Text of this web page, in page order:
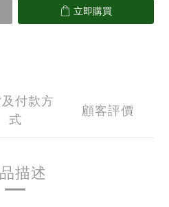
立即購買
付款方
式
顧客評價
描述